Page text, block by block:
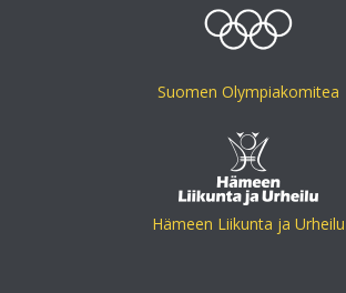
Suomen Olympiakomitea
Hämeen Liikunta ja Urheilu